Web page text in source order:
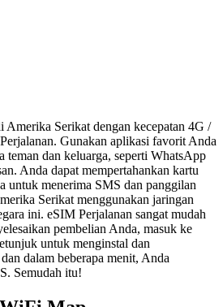
Amerika Serikat dengan kecepatan 4G /
Gunakan aplikasi favorit Anda
teman dan keluarga, seperti WhatsApp
Anda dapat mempertahankan kartu
untuk menerima SMS dan panggilan
Serikat menggunakan jaringan
ini. eSIM Perjalanan sangat mudah
pembelian Anda, masuk ke
untuk menginstal dan
dalam beberapa menit, Anda
Semudah itu!